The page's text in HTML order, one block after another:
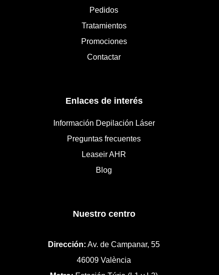
Pedidos
Tratamientos
Promociones
Contactar
Enlaces de interés
Información Depilación Láser
Preguntas frecuentes
Leaseir AHR
Blog
Nuestro centro
Dirección: Av. de Campanar, 55
46009 València